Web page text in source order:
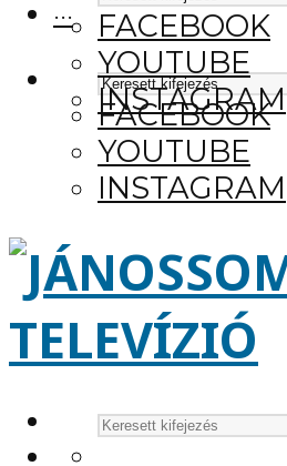
FACEBOOK
YOUTUBE
INSTAGRAM
···
FACEBOOK
YOUTUBE
INSTAGRAM